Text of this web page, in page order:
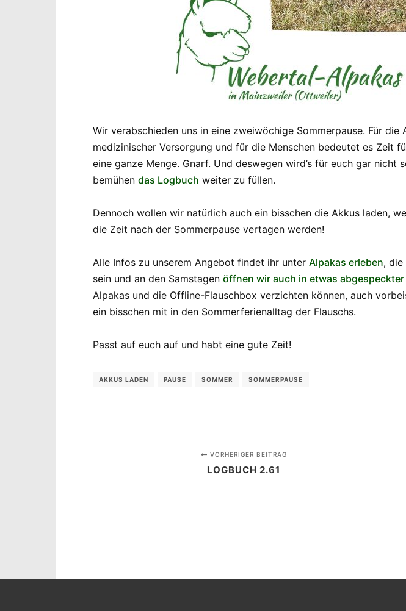
Wir verabschieden uns in eine zweiwöchige Sommerpause. Für
medizinischer Versorgung und für die Menschen bedeutet es Zeit
eine ganze Menge. Gnarf. Und deswegen wird’s für euch gar
bemühen das Logbuch weiter zu füllen.
Dennoch wollen wir natürlich auch ein bisschen die Akkus laden,
die Zeit nach der Sommerpause vertagen werden!
Alle Infos zu unserem Angebot findet ihr unter Alpakas erleben, die
sein und an den Samstagen öffnen wir auch in etwas abgespeckter
Alpakas und die Offline-Flauschbox verzichten können, auch
ein bisschen mit in den Sommerferienalltag der Flauschs.
Passt auf euch auf und habt eine gute Zeit!
AKKUS LADEN PAUSE SOMMER SOMMERPAUSE
VORHERIGER BEITRAG
LOGBUCH 2.61